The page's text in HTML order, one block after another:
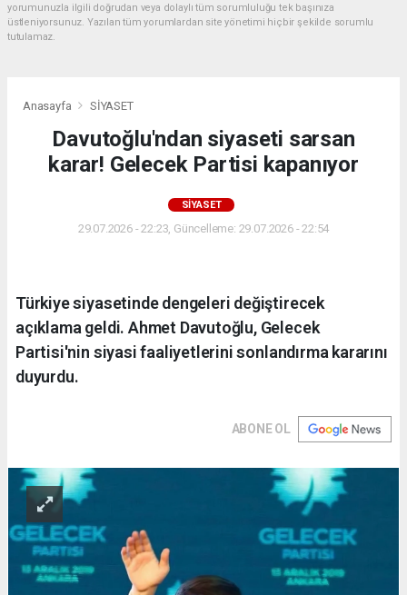
yorumunuzla ilgili doğrudan veya dolaylı tüm sorumluluğu tek başınıza
üstleniyorsunuz. Yazılan tüm yorumlardan site yönetimi hiçbir şekilde sorumlu
tutulamaz.
Anasayfa SİYASET
Davutoğlu'ndan siyaseti sarsan
karar! Gelecek Partisi kapanıyor
SİYASET
29.07.2026 - 22:23, Güncelleme: 29.07.2026 - 22:54
Türkiye siyasetinde dengeleri değiştirecek
açıklama geldi. Ahmet Davutoğlu, Gelecek
Partisi'nin siyasi faaliyetlerini sonlandırma kararını
duyurdu.
ABONE OL